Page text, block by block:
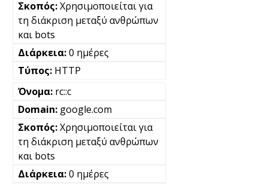
Χρησιμοποιείται για
τη διάκριση μεταξύ ανθρώπων
και bots
0 ημέρες
HTTP
rc::c
google.com
Χρησιμοποιείται για
τη διάκριση μεταξύ ανθρώπων
και bots
0 ημέρες